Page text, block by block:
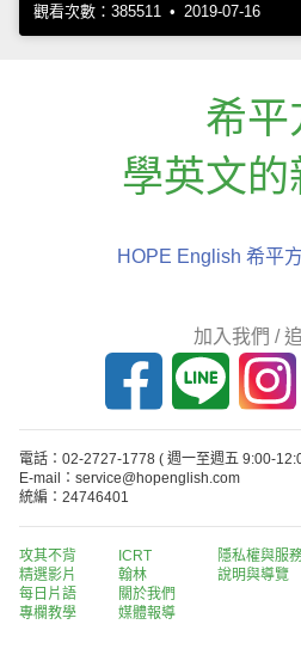
觀看次數：385511 • 2019-07-16
希平
學英文的
HOPE English 希平
加入我們 /
電話：02-2727-1778 ( 週一至週五 9:00-
E-mail：service@hopenglish.com
統編：24746401
攻其不背
精選影片
每日片語
專欄教學
ICRT
翰林
關於我們
媒體報導
隱私權與服
說明與導覽